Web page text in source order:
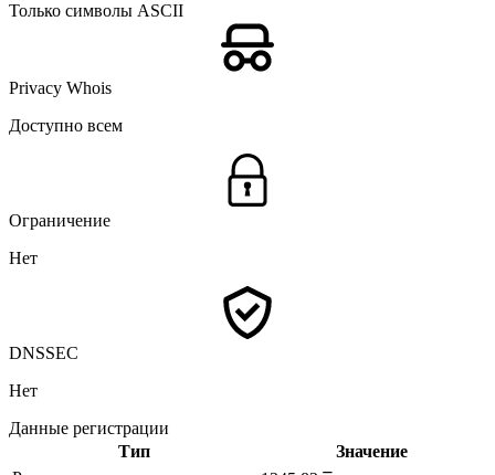
Только символы ASCII
Privacy Whois
Доступно всем
Ограничение
Нет
DNSSEC
Нет
Данные регистрации
Тип
Значение